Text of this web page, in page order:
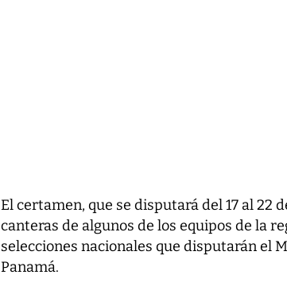
El certamen, que se disputará del 17 al 22
canteras de algunos de los equipos de la
selecciones nacionales que disputarán el
Panamá.